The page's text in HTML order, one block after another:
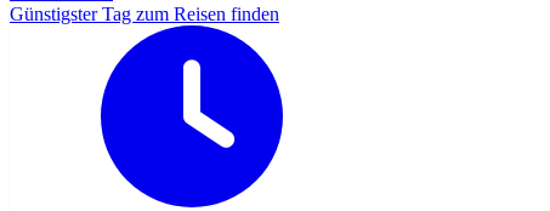
Günstigster Tag zum Reisen finden